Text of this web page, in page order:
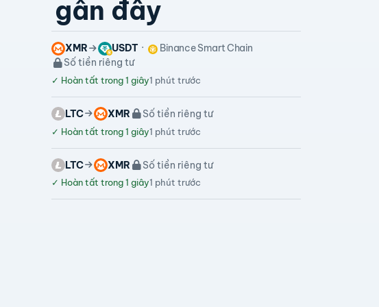
gần đây
XMR USDT
Binance Smart Chain
Số tiền riêng tư
✓ Hoàn tất trong 1 giây1 phút trước
LTC XMR Số tiền riêng tư
✓ Hoàn tất trong 1 giây1 phút trước
LTC XMR Số tiền riêng tư
✓ Hoàn tất trong 1 giây1 phút trước